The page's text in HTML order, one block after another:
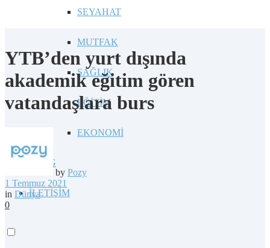
SEYAHAT
MUTFAK
SAĞLIK
EĞİTİM
EKONOMİ
BLOG
İLETİŞİM
YTB’den yurt dışında
akademik eğitim gören
vatandaşlara burs
by Pozy
1 Temmuz 2021
in Dünya
0